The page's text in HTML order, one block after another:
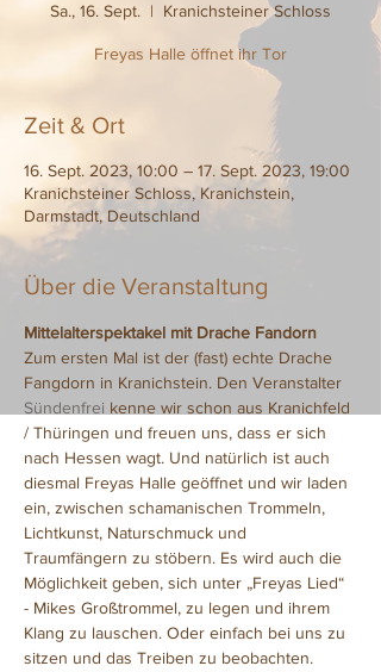
Sa., 16. Sept.
  |
Kranichsteiner Schloss
Freyas Halle öffnet ihr Tor
Zeit & Ort
16. Sept. 2023, 10:00 – 17. Sept. 2023, 19:00
Kranichsteiner Schloss, Kranichstein,
Darmstadt, Deutschland
Über die Veranstaltung
Mittelalterspektakel mit Drache Fandorn
Zum ersten Mal ist der (fast) echte Drache
Fangdorn in Kranichstein. Den Veranstalter
Sündenfrei kenne wir schon aus Kranichfeld
/ Thüringen und freuen uns, dass er sich
nach Hessen wagt. Und natürlich ist auch
diesmal Freyas Halle geöffnet und wir laden
ein, zwischen schamanischen Trommeln,
Lichtkunst, Naturschmuck und
Traumfängern zu stöbern. Es wird auch die
Möglichkeit geben, sich unter „Freyas Lied“
- Mikes Großtrommel, zu legen und ihrem
Klang zu lauschen. Oder einfach bei uns zu
sitzen und das Treiben zu beobachten.